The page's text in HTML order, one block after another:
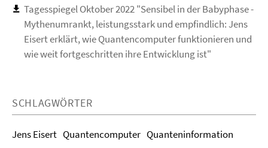
Tagesspiegel Oktober 2022 "Sensibel in der Babyphase -
Mythenumrankt, leistungsstark und empfindlich: Jens
Eisert erklärt, wie Quantencomputer funktionieren und
wie weit fortgeschritten ihre Entwicklung ist"
SCHLAGWÖRTER
Jens Eisert Quantencomputer Quanteninformation